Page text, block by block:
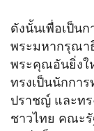
ดังนั้นเพื่อเป็น
พระมหากรุณา
พระคุณอันยิ่งใ
ทรงเป็นนักกา
ปราชญ์ และท
ชาวไทย คณะ